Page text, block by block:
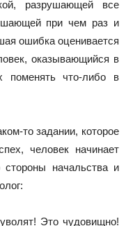
разрушающей все
при чем раз и
ошибка оценивается
оказывающийся в
поменять что-либо в
то задании, которое
человек начинает
начальства и
Это чудовищно!